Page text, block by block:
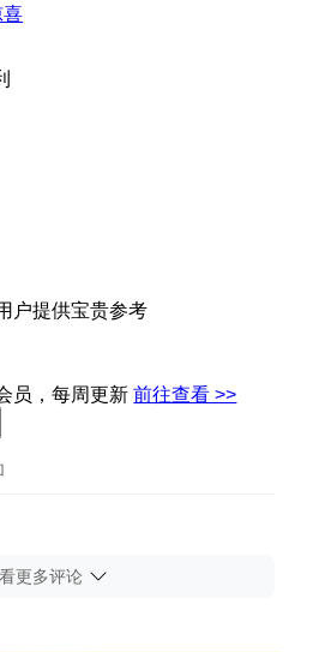
喜
户提供宝贵参考
员，每周更新 前往查看 >>
更多评论